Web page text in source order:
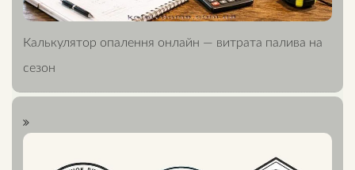
Калькулятор опалення онлайн — витрата палива на
сезон